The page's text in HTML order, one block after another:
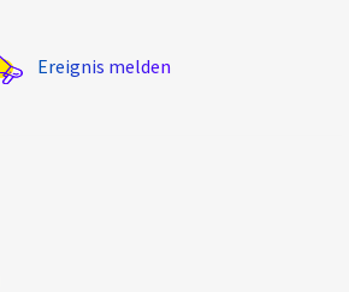
Ereignis melden